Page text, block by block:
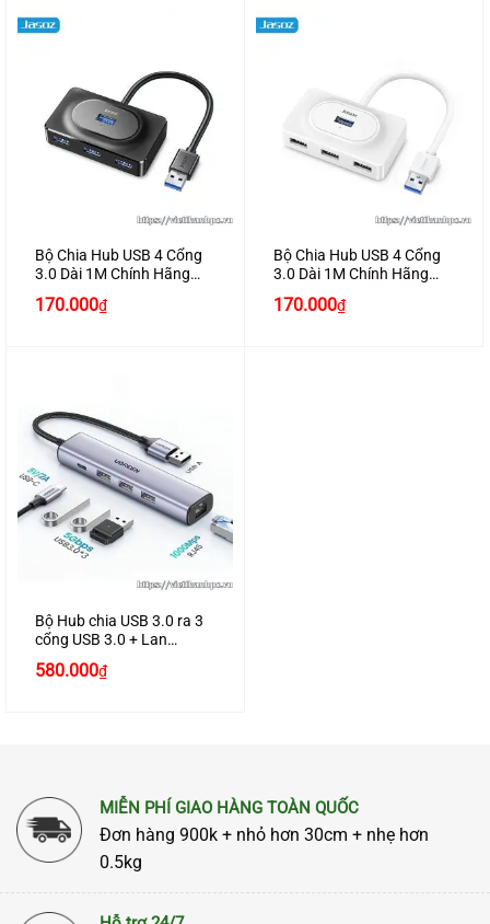
Bộ Chia Hub USB 4 Cổng
3.0 Dài 1M Chính Hãng
170.000₫
Bộ Chia Hub USB 4 Cổng
3.0 Dài 1M Chính Hãng
170.000₫
Bộ Hub chia USB 3.0 ra 3
cổng USB 3.0 + Lan
20915 cao cấp
580.000₫
MIỄN PHÍ GIAO HÀNG TOÀN QUỐC
Đơn hàng 900k + nhỏ hơn 30cm + nhẹ hơn
0.5kg